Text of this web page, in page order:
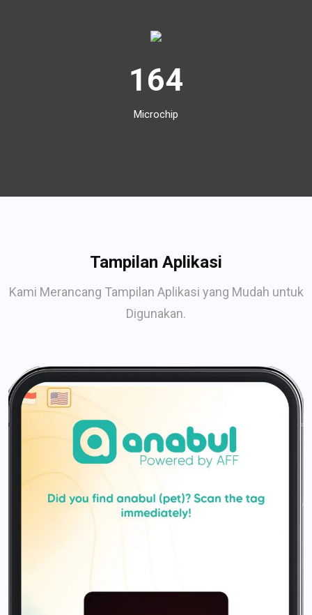
164
Microchip
Tampilan Aplikasi
Kami Merancang Tampilan Aplikasi yang Mudah untuk
Digunakan.